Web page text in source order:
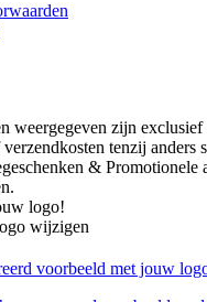
weergegeven zijn
tenzij anders
& Promotionele
logo!
wijzigen
voorbeeld met jouw